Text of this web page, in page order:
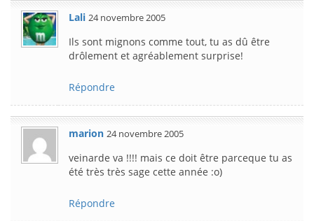
Lali 24 novembre 2005
Ils sont mignons comme tout, tu as dû être
drôlement et agréablement surprise!
Répondre
marion 24 novembre 2005
veinarde va !!!! mais ce doit être parceque tu as
été très très sage cette année :o)
Répondre